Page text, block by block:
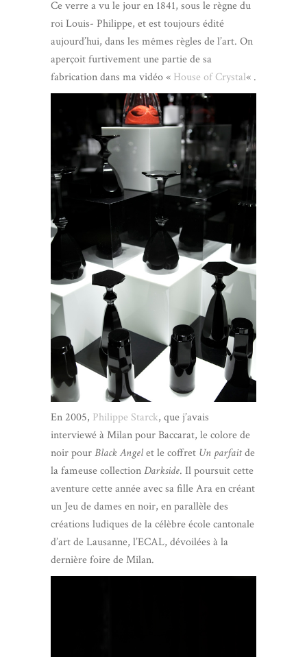
Ce verre a vu le jour en 1841, sous le règne du
roi Louis- Philippe, et est toujours édité
aujourd’hui, dans les mêmes règles de l’art. On
aperçoit furtivement une partie de sa
fabrication dans ma vidéo « House of Crystal« .
En 2005, Philippe Starck, que j’avais
interviewé à Milan pour Baccarat, le colore de
noir pourBlack Angelet le coffret Un parfaitde
la fameuse collectionDarkside. Il poursuit cette
aventure cette année avec sa fille Ara en créant
un Jeu de dames en noir, en parallèle des
créations ludiques de la célèbre école cantonale
d’art de Lausanne, l’ECAL, dévoilées à la
dernière foire de Milan.